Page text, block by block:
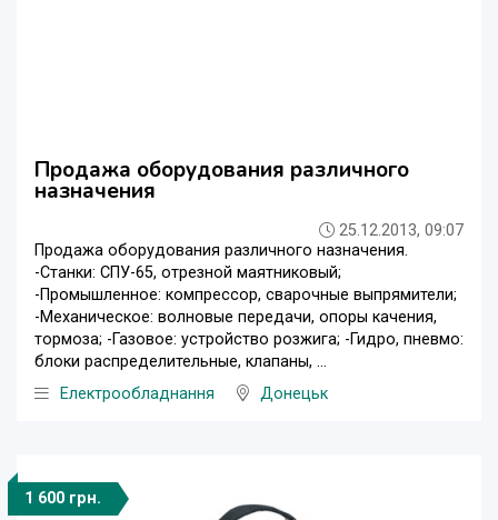
Продажа оборудования различного
назначения
25.12.2013, 09:07
Продажа оборудования различного назначения.
-Станки: СПУ-65, отрезной маятниковый;
-Промышленное: компрессор, сварочные выпрямители;
-Механическое: волновые передачи, опоры качения,
тормоза; -Газовое: устройство розжига; -Гидро, пневмо:
блоки распределительные, клапаны, ...
Електрообладнання
Донецьк
1 600 грн.